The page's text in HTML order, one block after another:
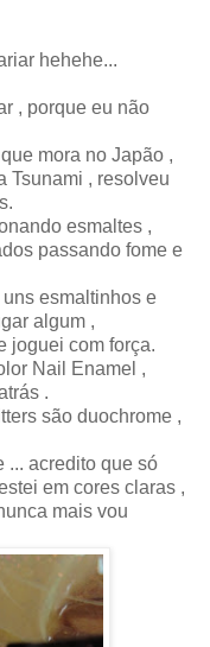
hehehe...
, porque eu não
mora no Japão ,
Tsunami , resolveu
esmaltes ,
passando fome e
esmaltinhos e
algum ,
joguei com força.
Nail Enamel ,
.
são duochrome ,
... acredito que só
em cores claras ,
mais vou